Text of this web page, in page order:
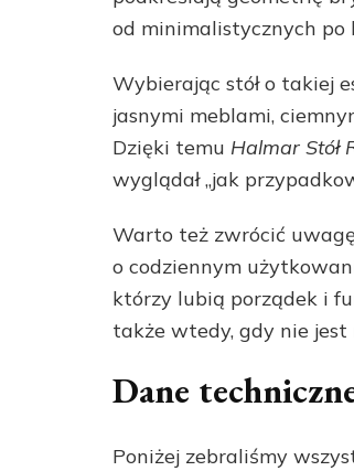
od minimalistycznych po
Wybierając stół o takiej
jasnymi meblami,
Dzięki temu Halmar Stół
wyglądał „jak
Warto też zwrócić
o codziennym
którzy lubią porządek i
także wtedy, gdy nie jest
Dane
Poniżej zebraliśmy